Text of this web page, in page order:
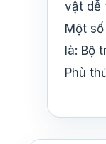
vật dễ
Một
là: Bộ
Phù